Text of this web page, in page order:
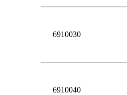
6910030
6910040